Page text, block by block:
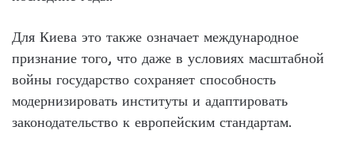
Для Киева это также означает международное
признание того, что даже в условиях масштабной
войны государство сохраняет способность
модернизировать институты и адаптировать
законодательство к европейским стандартам.